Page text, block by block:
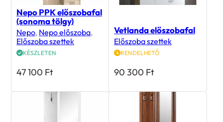
Nepo PPK előszobafal
(sonoma tölgy)
Nepo, Nepo előszoba,
Előszoba szettek
KÉSZLETEN
47 100 Ft
Vetlanda előszobafal
Előszoba szettek
RENDELHETŐ
90 300 Ft